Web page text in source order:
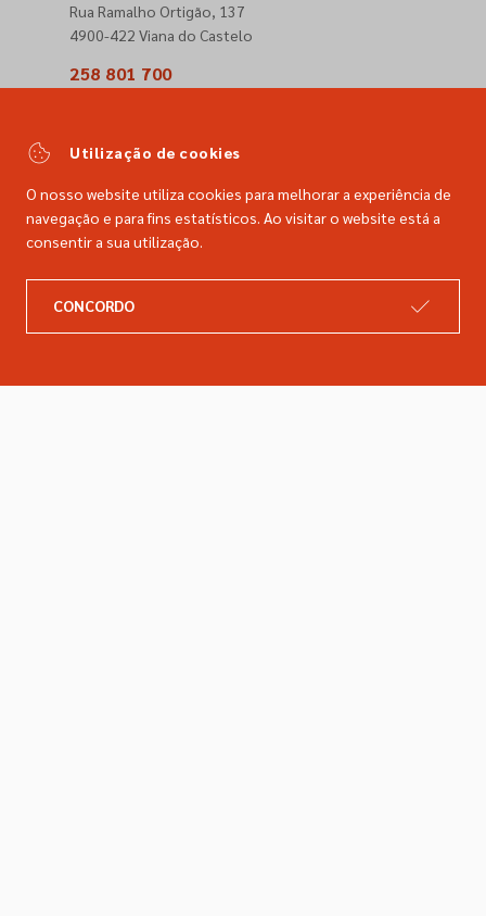
Rua Ramalho Ortigão, 137
4900-422 Viana do Castelo
258 801 700
comercial@dimacer.com
Catálogo
Utilização de cookies
O nosso website utiliza cookies para melhorar a experiência de
navegação e para fins estatísticos. Ao visitar o website está a
consentir a sua utilização.
CONCORDO